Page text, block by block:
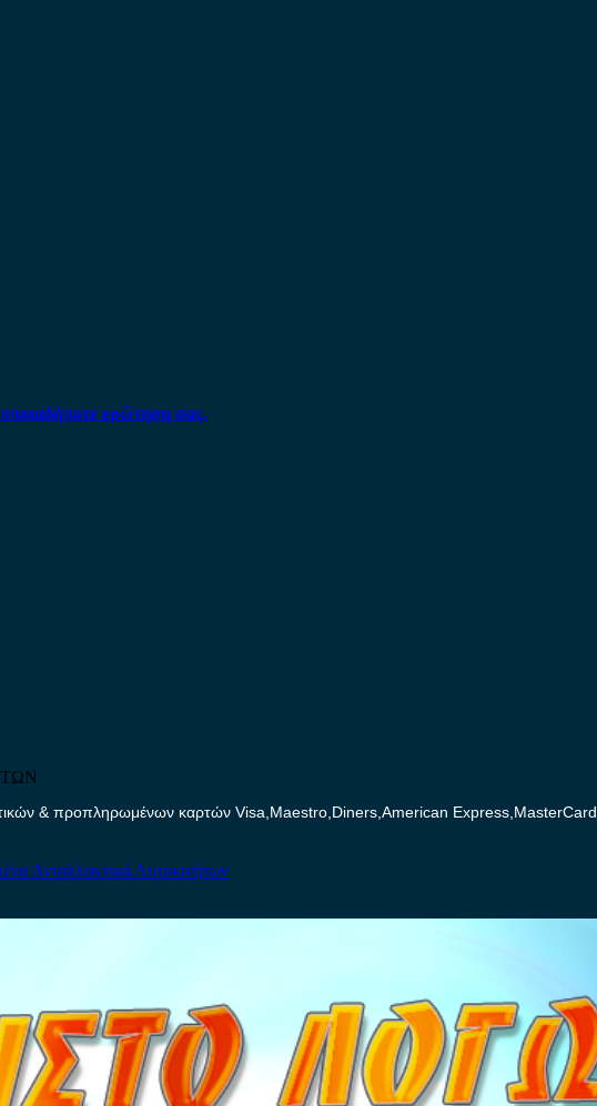
ερώτηση σας.
& προπληρωμένων καρτών Visa,Maestro,Diners,American Express,MasterCard.
Ανταλλακτικά Αυτοκινήτων